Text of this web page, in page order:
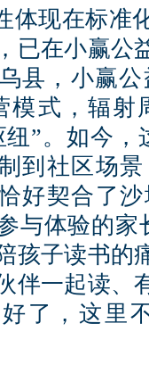
体现在标准
已在小赢公
县，小赢
模式，辐射
纽”。如今
到社区场
好契合了
与体验的
孩子读书的
伴一起读、
了，这里